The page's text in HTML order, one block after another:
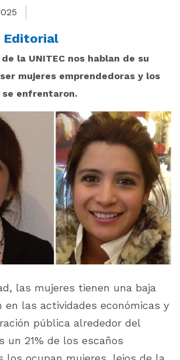
Editorial
la UNITEC nos hablan de su
mujeres emprendedoras y los
enfrentaron.
las mujeres tienen una baja
en las actividades económicas y
pública alrededor del
un 21% de los escaños